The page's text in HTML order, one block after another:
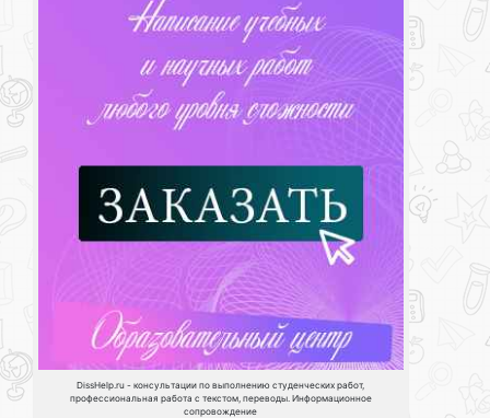
DissHelp.ru - консультации по выполнению студенческих работ,
профессиональная работа с текстом, переводы. Информационное
сопровождение